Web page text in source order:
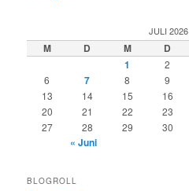
JULI 2026
M D M D
1
2
6
7 8 9
13
14 15 16
20
21 22 23
27
28 29 30
« Juni
BLOGROLL